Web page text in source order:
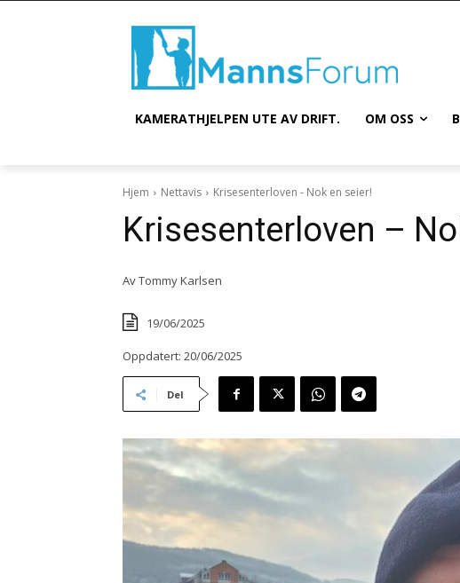
KAMERATHJELPEN UTE AV DRIFT. OM OSS
Hjem Nettavis Krisesenterloven - Nok en seier!
Krisesenterloven –
AvTommy Karlsen
19/06/2025
Oppdatert: 20/06/2025
Del